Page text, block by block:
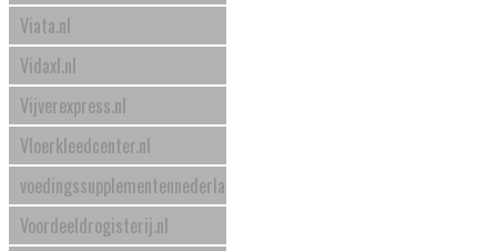
Viata.nl
Vidaxl.nl
Vijverexpress.nl
Vloerkleedcenter.nl
voedingssupplementennederland.nl
Voordeeldrogisterij.nl